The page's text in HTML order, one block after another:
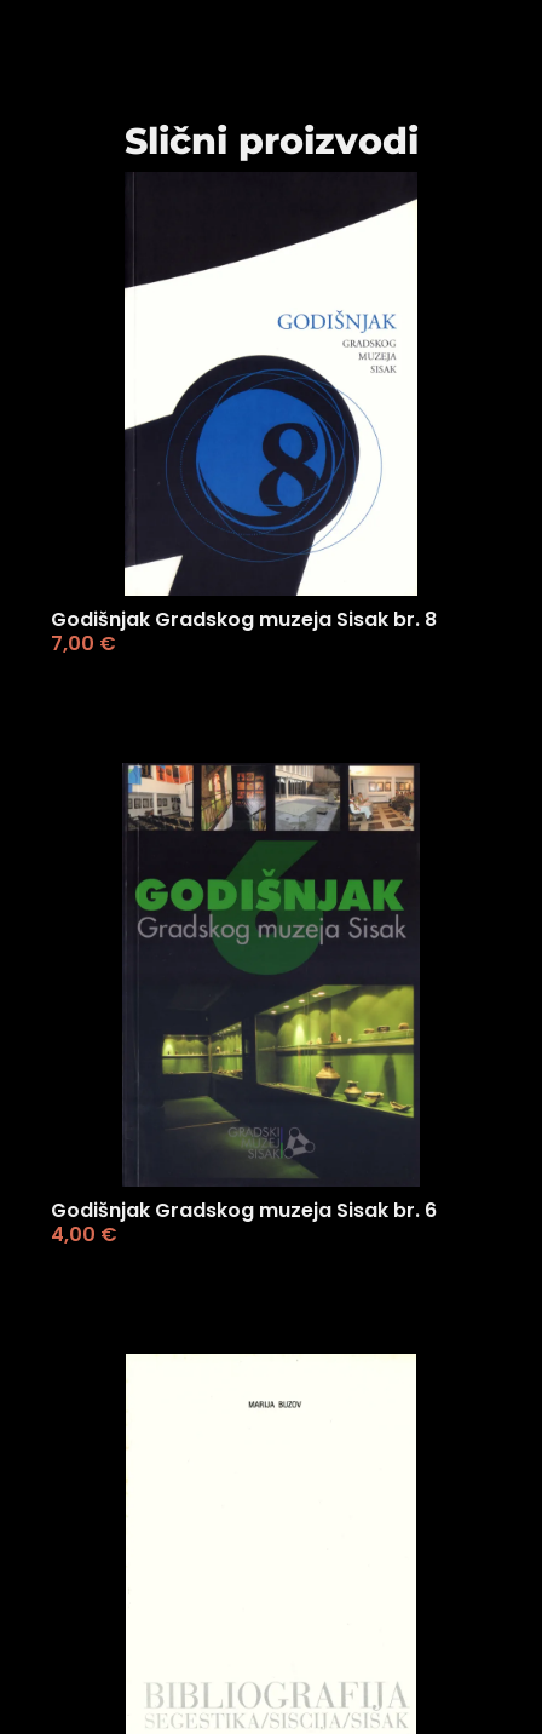
Slični proizvodi
Godišnjak Gradskog muzeja Sisak br. 8
7,00 €
Godišnjak Gradskog muzeja Sisak br. 6
4,00 €